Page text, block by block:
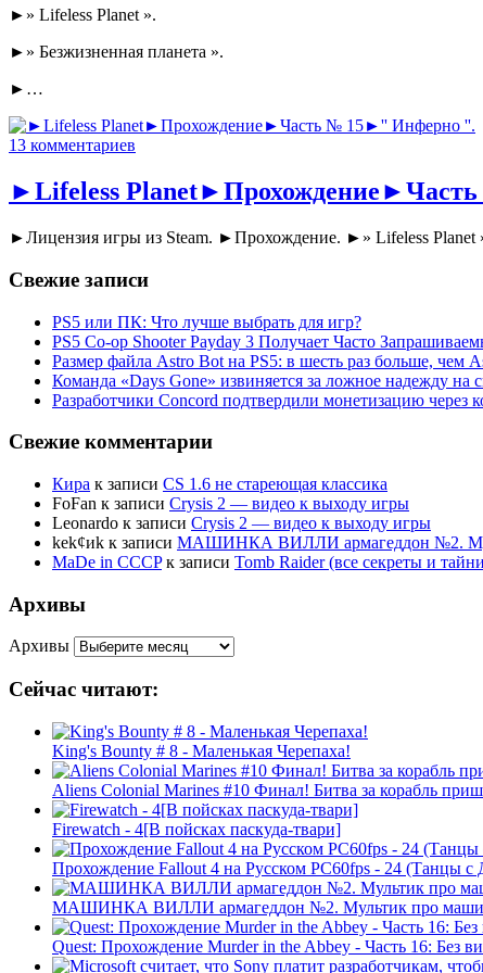
►» Lifeless Planet ».
►» Безжизненная планета ».
►…
13 комментариев
►Lifeless
►Лицензия игры из Steam. ►Прохождение. ►» Lifeless
Свежие записи
PS5 или ПК: Что лучше выбрать для игр?
PS5 Co-op Shooter Payday 3 Получает Часто
Размер файла Astro Bot на PS5: в шесть раз больше, чем
Команда «Days Gone» извиняется за ложное надежду на
Разработчики Concord подтвердили монетизацию через
Свежие комментарии
Кира к записи CS 1.6 не стареющая классика
FoFan к записи Crysis 2 — видео к выходу игры
Leonardo к записи Crysis 2 — видео к выходу игры
kek¢иk к записи МАШИНКА ВИЛЛИ армагеддон №2.
MaDe in CCCPк записи Tomb Raider (все секреты и
Архивы
Архивы
Сейчас читают:
King's Bounty # 8 - Маленькая Черепаха!
Aliens Colonial Marines #10 Финал! Битва за корабль
Firewatch - 4[В пойсках паскуда-твари]
Прохождение Fallout 4 на Русском PС60fps - 24 (Танцы с
МАШИНКА ВИЛЛИ армагеддон №2. Мультик про
Quest: Прохождение Murder in the Abbey - Часть 16: Без